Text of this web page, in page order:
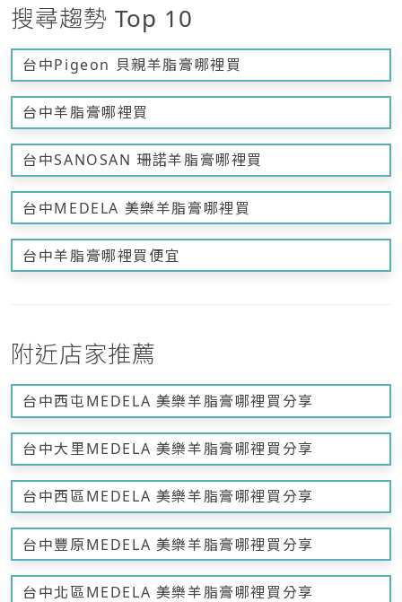
搜尋趨勢 Top 10
台中Pigeon 貝親羊脂膏哪裡買
台中羊脂膏哪裡買
台中SANOSAN 珊諾羊脂膏哪裡買
台中MEDELA 美樂羊脂膏哪裡買
台中羊脂膏哪裡買便宜
附近店家推薦
台中西屯MEDELA 美樂羊脂膏哪裡買分享
台中大里MEDELA 美樂羊脂膏哪裡買分享
台中西區MEDELA 美樂羊脂膏哪裡買分享
台中豐原MEDELA 美樂羊脂膏哪裡買分享
台中北區MEDELA 美樂羊脂膏哪裡買分享